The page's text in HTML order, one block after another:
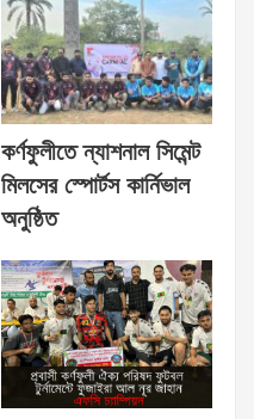
কর্ণফুলীতে ন্যাশনাল সিমেন্ট
মিলসের স্পোর্টস কার্নিভাল
অনুষ্ঠিত